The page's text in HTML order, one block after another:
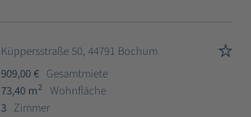
Küppersstraße 50, 44791 Bochum
909,00 € Gesamtmiete
73,40 m2
Wohnfläche
3 Zimmer